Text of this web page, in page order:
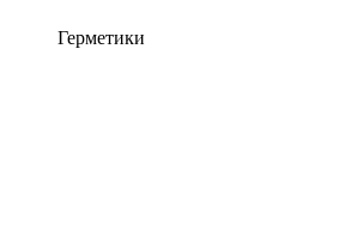
Герметики